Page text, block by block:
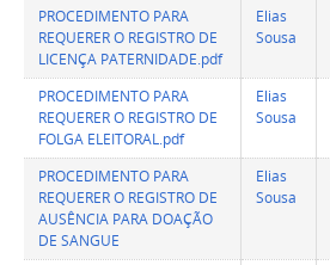
PROCEDIMENTO PARA
REQUERER O REGISTRO DE
LICENÇA PATERNIDADE.pdf
Elias
Sousa
PROCEDIMENTO PARA
REQUERER O REGISTRO DE
FOLGA ELEITORAL.pdf
Elias
Sousa
PROCEDIMENTO PARA
REQUERER O REGISTRO DE
AUSÊNCIA PARA DOAÇÃO
DE SANGUE
Elias
Sousa